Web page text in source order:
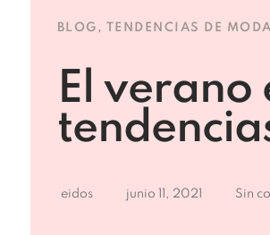
BLOG , TENDENCIAS DE MODA
El verano
eidos junio 11, 2021 Sin